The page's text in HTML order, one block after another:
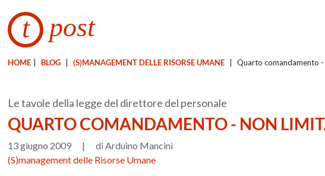
t post
HOME BLOG (S)MANAGEMENT DELLE RISORSE UMANE Quarto comandamento
Le tavole della legge del direttore del personale
QUARTO COMANDAMENTO - NON
13 giugno 2009 |
di Arduino Mancini
(S)management delle Risorse Umane